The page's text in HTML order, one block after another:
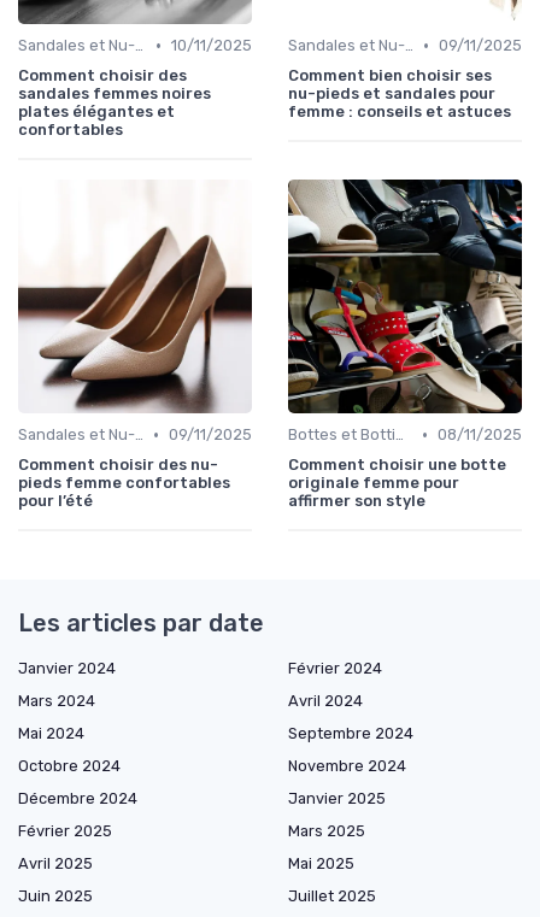
Sandales et Nu-pieds • 10/11/2025
Comment choisir des
sandales femmes noires
plates élégantes et
confortables
Sandales et Nu-pieds • 09/11/2025
Comment bien choisir ses
nu-pieds et sandales pour
femme : conseils et astuces
Sandales et Nu-pieds • 09/11/2025
Comment choisir des nu-
pieds femme confortables
pour l’été
Bottes et Bottines • 08/11/2025
Comment choisir une botte
originale femme pour
affirmer son style
Les articles par date
Janvier 2024
Février 2024
Mars 2024
Avril 2024
Mai 2024
Septembre 2024
Octobre 2024
Novembre 2024
Décembre 2024
Janvier 2025
Février 2025
Mars 2025
Avril 2025
Mai 2025
Juin 2025
Juillet 2025